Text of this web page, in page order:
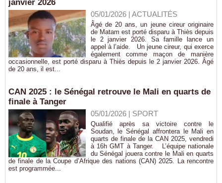
janvier 2026
05/01/2026| ACTUALITÉS
Âgé de 20 ans, un jeune cireur originaire
de Matam est porté disparu à Thiès depuis
le 2 janvier 2026. Sa famille lance un
appel à l’aide. Un jeune cireur, qui exerce
également comme maçon de manière
occasionnelle, est porté disparu à Thiès depuis le 2 janvier 2026. Âgé
de 20 ans, il est...
CAN 2025 : le Sénégal retrouve le Mali en quarts de
finale à Tanger
05/01/2026| SPORT
Qualifié après sa victoire contre le
Soudan, le Sénégal affrontera le Mali en
quarts de finale de la CAN 2025, vendredi
à 16h GMT à Tanger. L’équipe nationale
du Sénégal jouera contre le Mali en quarts
de finale de la Coupe d’Afrique des nations (CAN) 2025. La rencontre
est programmée...